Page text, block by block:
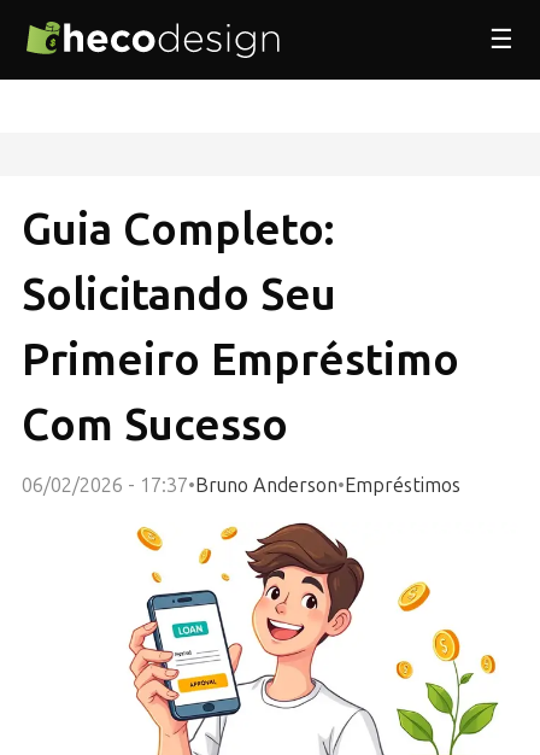
☰
Guia Completo:
Solicitando Seu
Primeiro Empréstimo
Com Sucesso
06/02/2026 - 17:37•Bruno Anderson•Empréstimos